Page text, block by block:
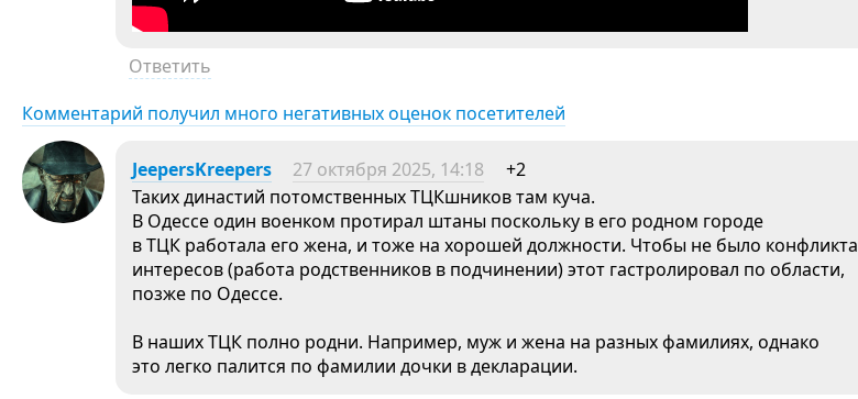
Ответить
Комментарий получил много негативных оценок посетителей
JeepersKreepers 27 октября 2025, 14:18
+2
Таких династий потомственных ТЦКшников там куча.
В Одессе один военком протирал штаны поскольку в его родном городе
в ТЦК работала его жена, и тоже на хорошей должности. Чтобы не было конфликта
интересов (работа родственников в подчинении) этот гастролировал по области,
позже по Одессе.
В наших ТЦК полно родни. Например, муж и жена на разных фамилиях, однако
это легко палится по фамилии дочки в декларации.